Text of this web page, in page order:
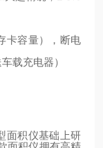
卡容量），断电
车载充电器）
面积仪基础上研